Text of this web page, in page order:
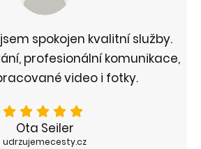
spokojen kvalitní služby.
profesionální komunikace,
video i fotky.
Ota Seiler
udrzujemecesty.cz